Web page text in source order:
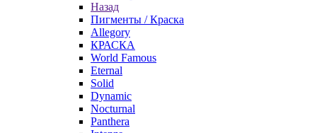
Назад
Пигменты / Краска
Allegory
КРАСКА
World Famous
Eternal
Solid
Dynamic
Nocturnal
Panthera